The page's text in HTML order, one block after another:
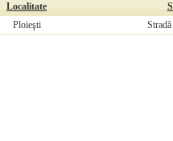
Localitate
Ploieşti